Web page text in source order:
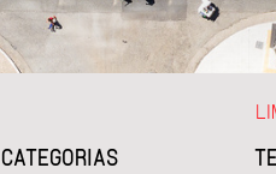
CATEGORIAS